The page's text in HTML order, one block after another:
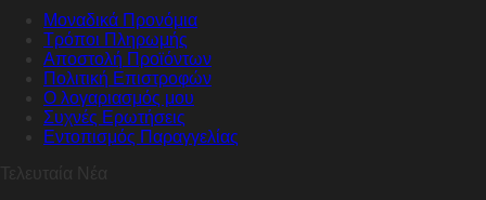
Μοναδικά Προνόμια
Τρόποι Πληρωμής
Αποστολή Προϊόντων
Πολιτική Επιστροφών
Ο λογαριασμός μου
Συχνές Ερωτήσεις
Εντοπισμός Παραγγελίας
Τελευταία Νέα